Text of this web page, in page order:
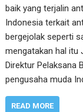
baik yang terjalin
Indonesia terkait
bergejolak seperti
mengatakan hal itu
Direktur Pelaksana
pengusaha muda
READ MORE